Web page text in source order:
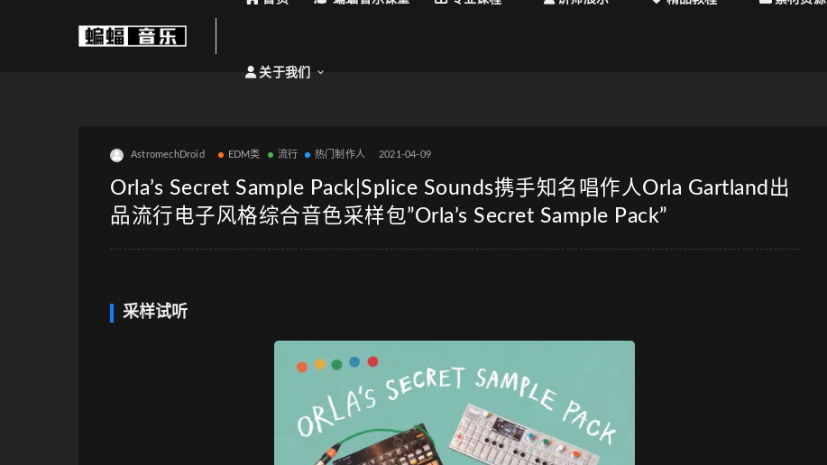
关于我们
AstromechDroid EDM类 流行 热门制作人 2021-04-09
Orla’s Secret Sample Pack|Splice Sounds携手知名唱作人Orla Gartland出
品流行电子风格综合音色采样包”Orla’s Secret Sample Pack”
采样试听